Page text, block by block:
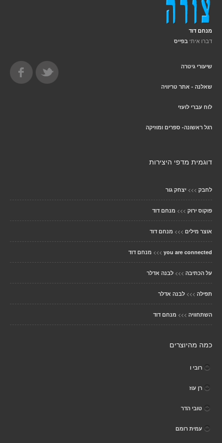
מנחם דוד
דברו איתי בפייס
שיעורי גיטרה
שאלנה - אתר טריוויה
לוח עברי לועזי
רגל ראשונה- ספרים ומוזיקה
דוגמית מדפי היצירות
לחבק >>> יצחק גור
פוקוס ירוק >>> מנחם דוד
אוצר מילים >>> מנחם דוד
you are connected
>>> מנחם דוד
על הכתיבה >>> לבנה אדלר
תפילה >>> לבנה אדלר
השתחוויה >>> מנחם דוד
כמה מהיוצרים
רובי ו
רן עוז
טובי הדר
עמית רומם